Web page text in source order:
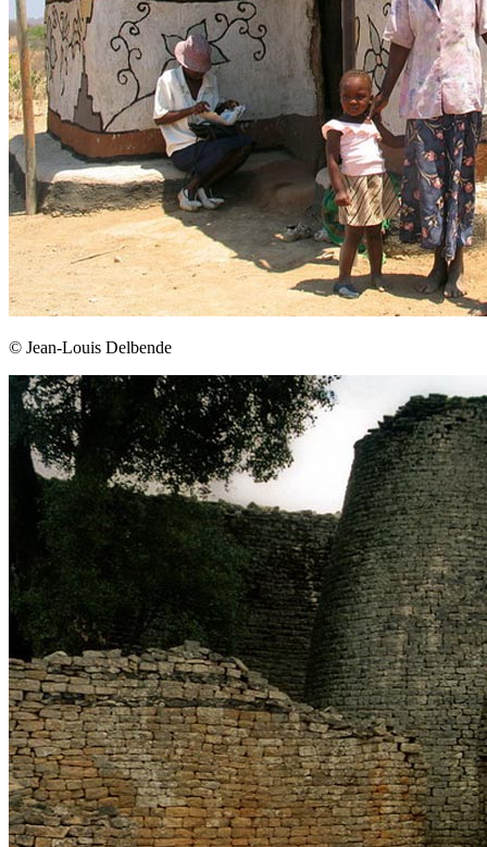
© Jean-Louis Delbende